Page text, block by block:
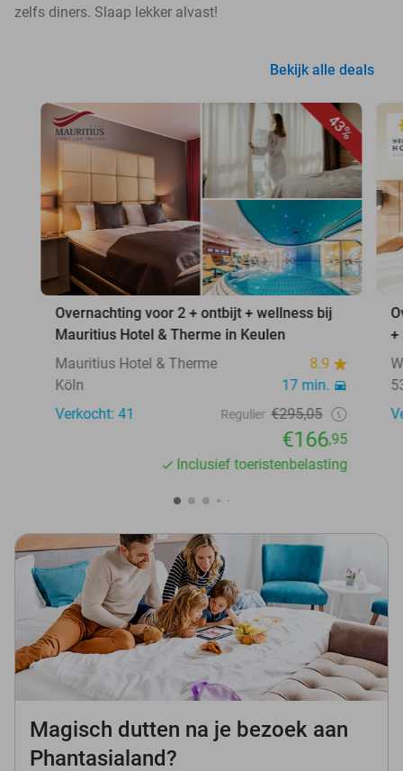
zelfs diners. Slaap lekker alvast!
Bekijk alle deals
43%
Overnachting voor 2 + ontbijt + wellness bij
Mauritius Hotel & Therme in Keulen
Mauritius Hotel & Therme
8.9
Köln
17 min.
Verkocht: 41
Regulier €295,05
€166,95
Inclusief toeristenbelasting
+
Magisch dutten na je bezoek aan
Phantasialand?